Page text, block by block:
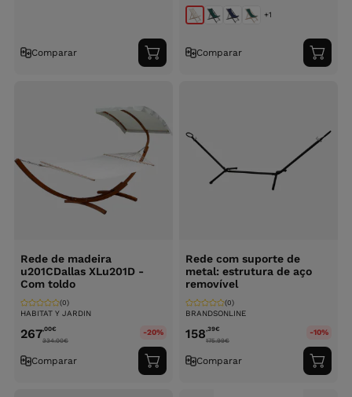
Comparar
Adicionar
ao
+1
Comparar
ao
Rede de madeira
u201CDallas XLu201D -
Com toldo
HABITAT Y JARDIN
(0)
267,00€
334.00€
-20%
Comparar
Adicionar
ao
Rede com suporte de
metal: estrutura de aço
removível
BRANDSONLINE
(0)
158,39€
175.99€
-10%
Comparar
ao